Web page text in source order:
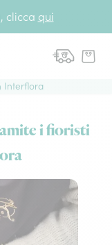
clicca qui
Interflora
i fioristi